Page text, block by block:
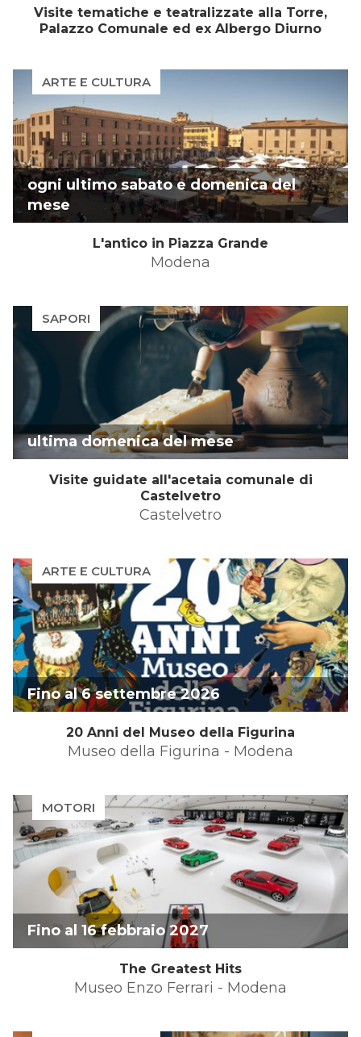
Visite tematiche e teatralizzate alla Torre,
Palazzo Comunale ed ex Albergo Diurno
ARTE E CULTURA
ogni ultimo sabato e domenica del
mese
L'antico in Piazza Grande
Modena
SAPORI
ultima domenica del mese
Visite guidate all'acetaia comunale di
Castelvetro
Castelvetro
ARTE E CULTURA
Fino al 6 settembre 2026
20 Anni del Museo della Figurina
Museo della Figurina - Modena
MOTORI
Fino al 16 febbraio 2027
The Greatest Hits
Museo Enzo Ferrari - Modena